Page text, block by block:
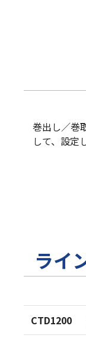
巻出し／巻
して、設定
ライ
CTD1200